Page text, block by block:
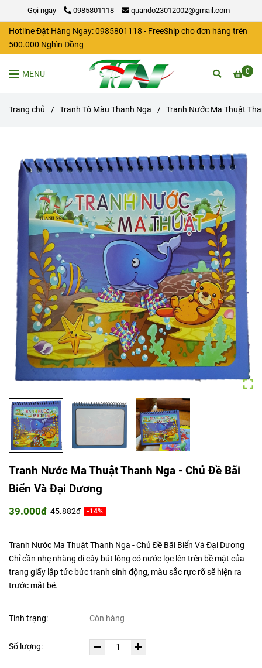
Gọi ngay 0985801118 quando23012002@gmail.com
Hotline Đặt Hàng Ngay: 0985801118 - FreeShip cho đơn hàng trên
500.000 Nghìn Đồng
0
MENU
Trang chủ / Tranh Tô Màu Thanh Nga / Tranh Nước Ma Thuật
Tranh Nước Ma Thuật Thanh Nga - Chủ Đề Bãi
Biển Và Đại Dương
39.000đ 45.882đ -14%
Tranh Nước Ma Thuật Thanh Nga - Chủ Đề Bãi Biển Và Đại Dương
Chỉ cần nhẹ nhàng di cây bút lông có nước lọc lên trên bề mặt của
trang giấy lập tức bức tranh sinh động, màu sắc rực rỡ sẽ hiện ra
trước mắt bé.
Tình trạng: Còn hàng
Số lượng: